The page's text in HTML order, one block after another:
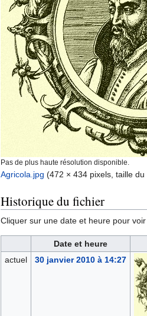
Pas de plus haute résolution disponible.
Agricola.jpg (472 × 434 pixels, taille
Historique du fichier
Cliquer sur une date et heure pour
Date et heure
actuel
30 janvier 2010 à 14:27